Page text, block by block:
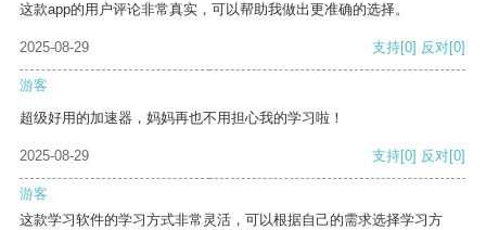
这款app的用户评论非常真实，可以帮助我做出更准确的选择。
2025-08-29 支持[0] 反对[0]
游客
超级好用的加速器，妈妈再也不用担心我的学习啦！
2025-08-29 支持[0] 反对[0]
游客
这款学习软件的学习方式非常灵活，可以根据自己的需求选择学习方